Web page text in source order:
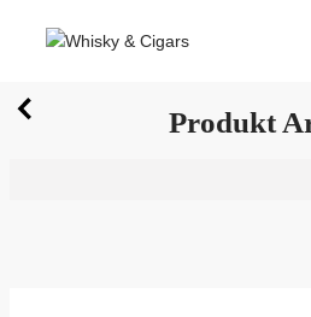
Wir wurden zum besten
Produkt